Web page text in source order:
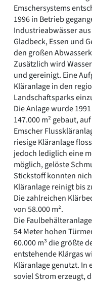
Emschersystems
1996 in Betrieb
Industrieabwässer
Gladbeck, Essen und
den großen
Zusätzlich wird
und gereinigt. Eine
Kläranlage in den
Landschaftsparks
Die Anlage wurde
147.000 m² gebaut,
Emscher
riesige Kläranlage
jedoch lediglich eine
möglich, gelöste
Stickstoff konnten
Kläranlage reinigt bis
Die zahlreichen
von 58.000 m².
Die
54 Meter hohen
60.000 m³ die größte
entstehende Klärgas
Kläranlage genutzt. In
soviel Strom erzeugt,